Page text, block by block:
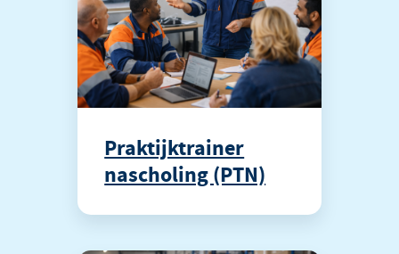
Praktijktrainer
nascholing (PTN)